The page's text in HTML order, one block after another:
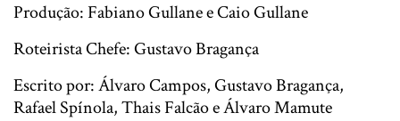
Produção:Fabiano Gullane e Caio Gullane
Roteirista Chefe:Gustavo Bragança
Escrito por:Álvaro Campos, Gustavo Bragança,
Rafael Spínola, Thais Falcão e Álvaro Mamute